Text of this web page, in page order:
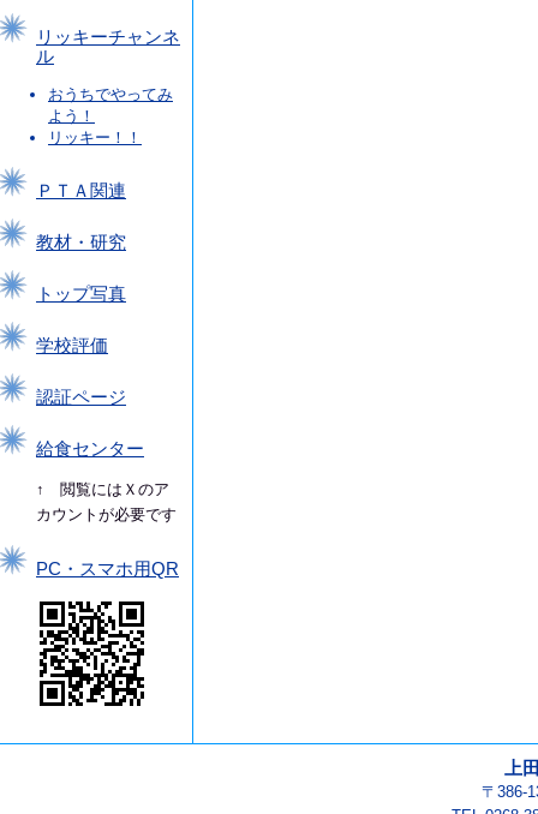
リッキーチャンネ
ル
おうちでやってみ
よう！
リッキー！！
ＰＴＡ関連
教材・研究
トップ写真
学校評価
認証ページ
給食センター
↑ 閲覧にはＸのア
カウントが必要です
PC・スマホ用QR
上
〒386-